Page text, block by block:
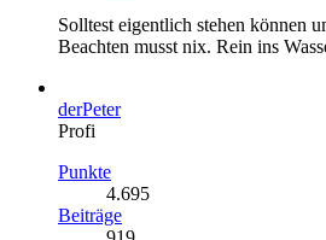
Solltest eigentlich stehen können
Beachten musst nix. Rein ins
derPeter
Profi
Punkte
4.695
Beiträge